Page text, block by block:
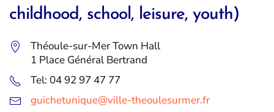
childhood, school, leisure, youth)
Théoule-sur-Mer Town Hall
1 Place Général Bertrand
Tel: 04 92 97 47 77
guichetunique@ville-theoulesurmer.fr